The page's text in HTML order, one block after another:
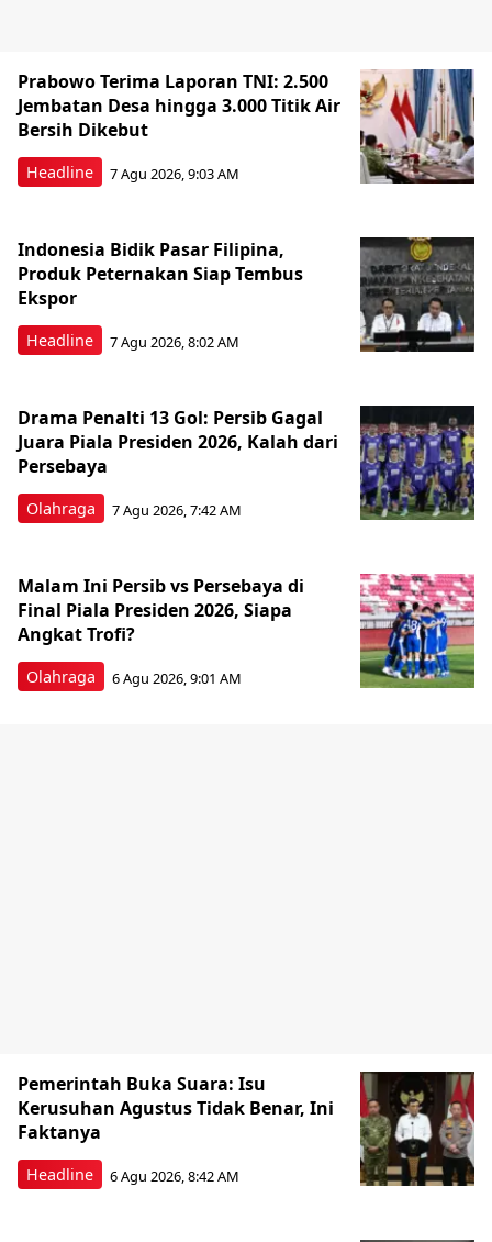
Headline
Prabowo Terima Laporan TNI: 2.500
Jembatan Desa hingga 3.000 Titik Air
Bersih Dikebut
7 Agu 2026, 9:03 AM
Headline
Indonesia Bidik Pasar Filipina,
Produk Peternakan Siap Tembus
Ekspor
7 Agu 2026, 8:02 AM
Olahraga
Drama Penalti 13 Gol: Persib Gagal
Juara Piala Presiden 2026, Kalah dari
Persebaya
7 Agu 2026, 7:42 AM
Olahraga
Malam Ini Persib vs Persebaya di
Final Piala Presiden 2026, Siapa
Angkat Trofi?
6 Agu 2026, 9:01 AM
Headline
Pemerintah Buka Suara: Isu
Kerusuhan Agustus Tidak Benar, Ini
Faktanya
6 Agu 2026, 8:42 AM